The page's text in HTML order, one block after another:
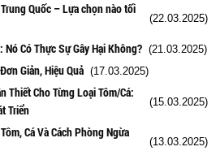
Quốc – Lựa chọn nào tối
(22.03.2025)
Có Thực Sự Gây Hại Không? (21.03.2025)
Giản, Hiệu Quả (17.03.2025)
Thiết Cho Từng Loại Tôm/Cá:
Triển
(15.03.2025)
Cá Và Cách Phòng Ngừa
(13.03.2025)